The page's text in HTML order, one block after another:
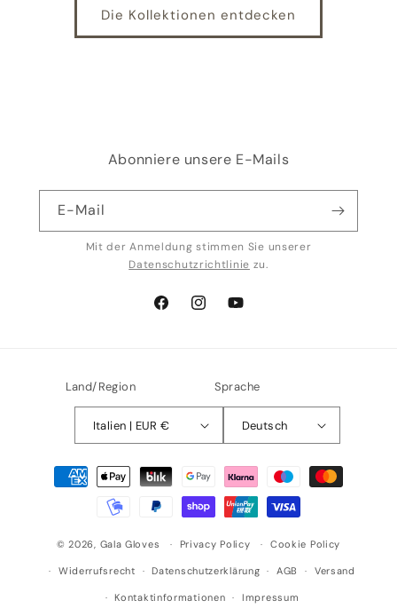
Die Kollektionen entdecken
Abonniere unsere E-Mails
E-Mail
Mit der Anmeldung stimmen Sie unserer
Datenschutzrichtlinie zu.
FacebookInstagramYouTube
Land/Region
Italien | EUR €
Sprache
Deutsch
Zahlungsmethoden
© 2026, Gala Gloves Privacy Policy Cookie Policy
Widerrufsrecht Datenschutzerklärung AGB Versand
Kontaktinformationen Impressum